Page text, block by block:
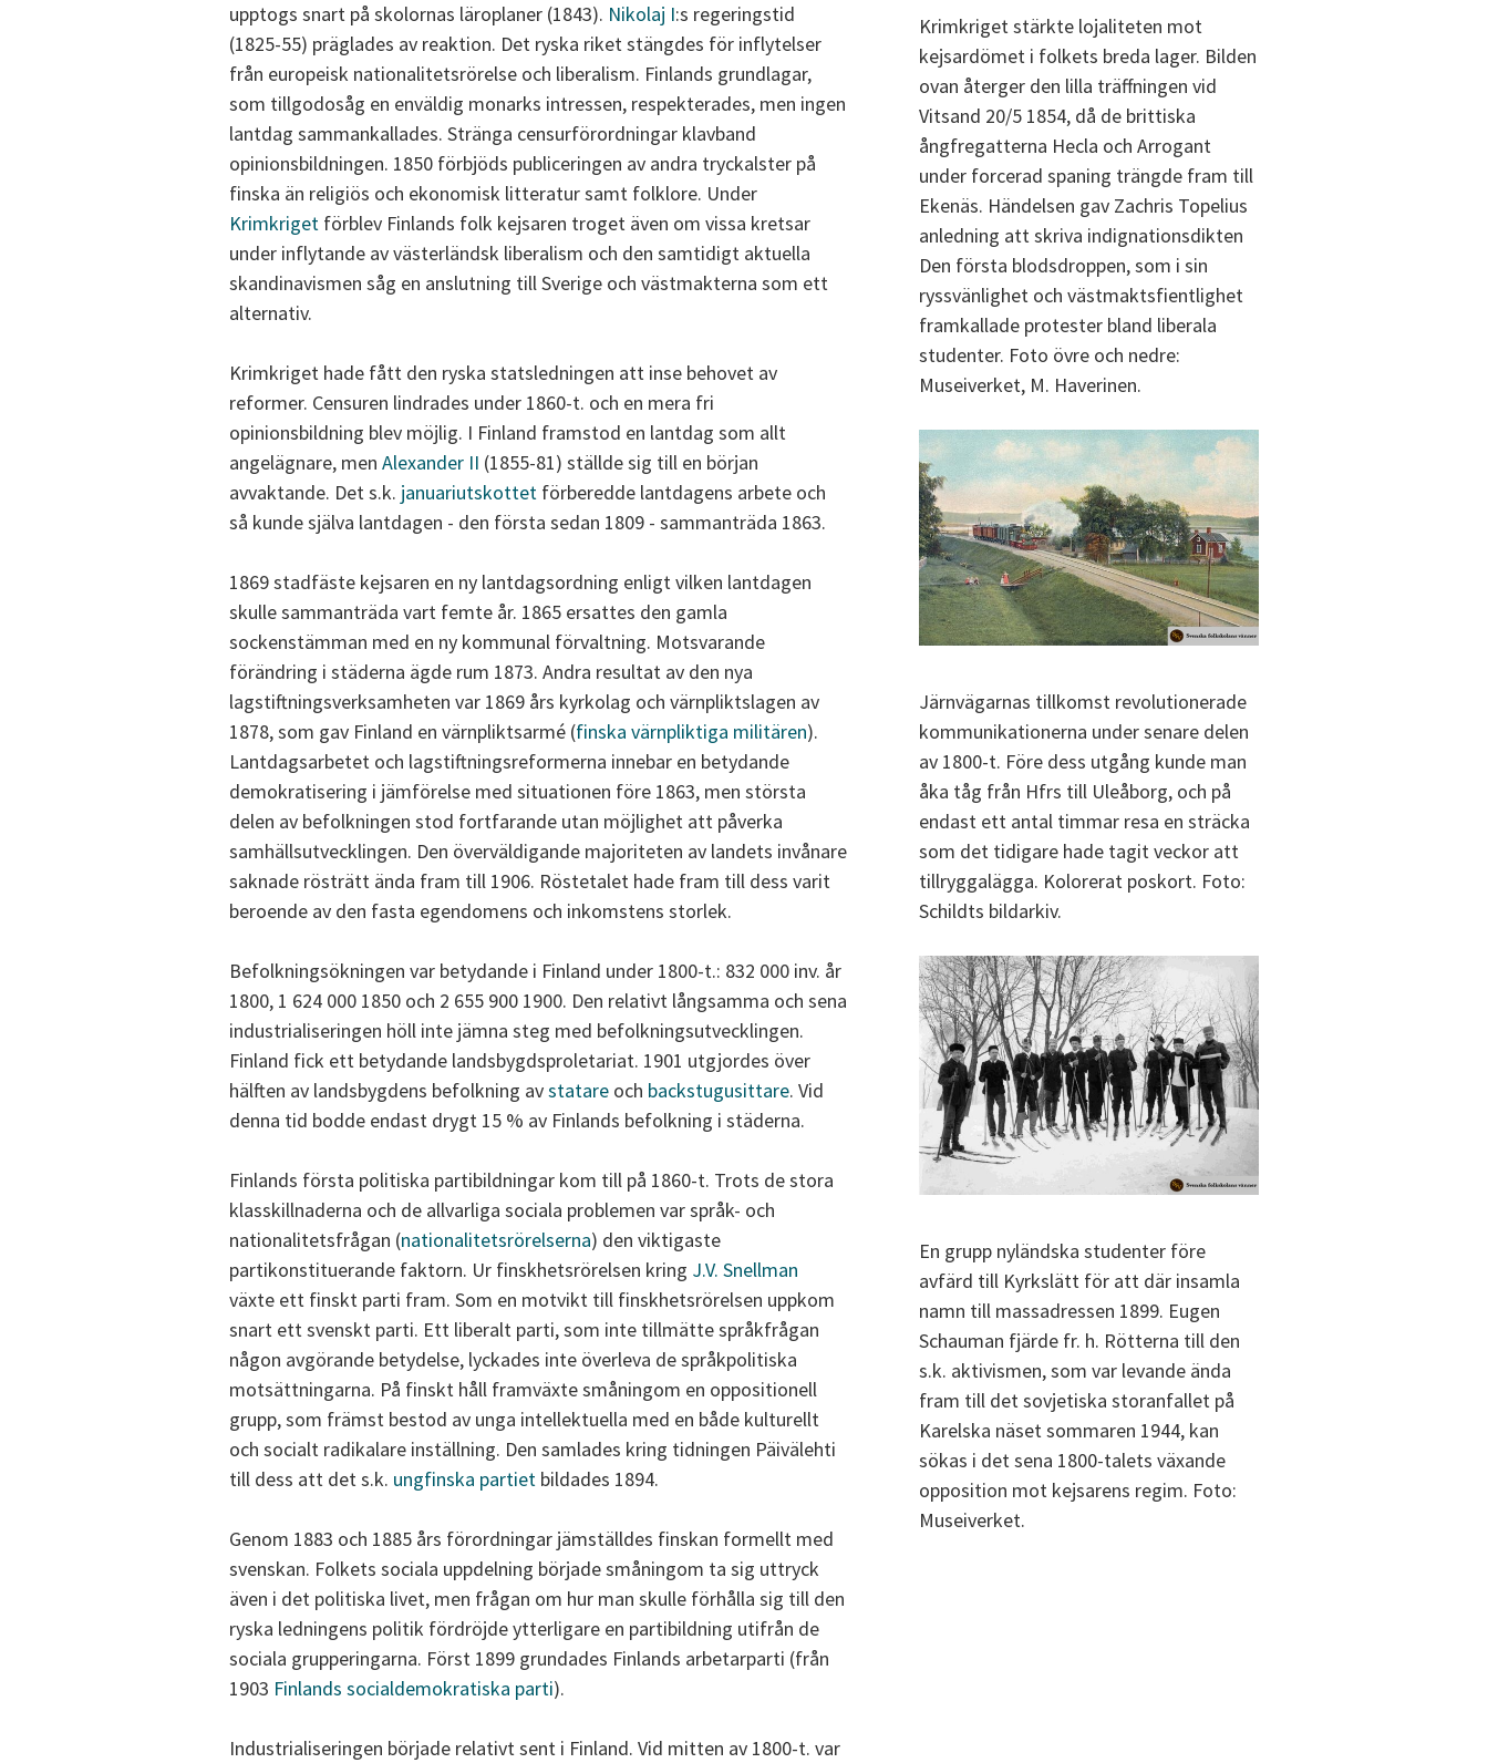
upptogs snart på skolornas läroplaner (1843). Nikolaj I:s regeringstid
(1825-55) präglades av reaktion. Det ryska riket stängdes för inflytelser
från europeisk nationalitetsrörelse och liberalism. Finlands grundlagar,
som tillgodosåg en enväldig monarks intressen, respekterades, men ingen
lantdag sammankallades. Stränga censurförordningar klavband
opinionsbildningen. 1850 förbjöds publiceringen av andra tryckalster på
finska än religiös och ekonomisk litteratur samt folklore. Under
Krimkriget förblev Finlands folk kejsaren troget även om vissa kretsar
under inflytande av västerländsk liberalism och den samtidigt aktuella
skandinavismen såg en anslutning till Sverige och västmakterna som ett
alternativ.
Krimkriget hade fått den ryska statsledningen att inse behovet av
reformer. Censuren lindrades under 1860-t. och en mera fri
opinionsbildning blev möjlig. I Finland framstod en lantdag som allt
angelägnare, men Alexander II (1855-81) ställde sig till en början
avvaktande. Det s.k. januariutskottet förberedde lantdagens arbete och
så kunde själva lantdagen - den första sedan 1809 - sammanträda 1863.
1869 stadfäste kejsaren en ny lantdagsordning enligt vilken lantdagen
skulle sammanträda vart femte år. 1865 ersattes den gamla
sockenstämman med en ny kommunal förvaltning. Motsvarande
förändring i städerna ägde rum 1873. Andra resultat av den nya
lagstiftningsverksamheten var 1869 års kyrkolag och värnpliktslagen av
1878, som gav Finland en värnpliktsarmé (finska värnpliktiga militären).
Lantdagsarbetet och lagstiftningsreformerna innebar en betydande
demokratisering i jämförelse med situationen före 1863, men största
delen av befolkningen stod fortfarande utan möjlighet att påverka
samhällsutvecklingen. Den överväldigande majoriteten av landets invånare
saknade rösträtt ända fram till 1906. Röstetalet hade fram till dess varit
beroende av den fasta egendomens och inkomstens storlek.
Befolkningsökningen var betydande i Finland under 1800-t.: 832 000 inv. år
1800, 1 624 000 1850 och 2 655 900 1900. Den relativt långsamma och sena
industrialiseringen höll inte jämna steg med befolkningsutvecklingen.
Finland fick ett betydande landsbygdsproletariat. 1901 utgjordes över
hälften av landsbygdens befolkning avstatare och backstugusittare. Vid
denna tid bodde endast drygt 15 % av Finlands befolkning i städerna.
Finlands första politiska partibildningar kom till på 1860-t. Trots de stora
klasskillnaderna och de allvarliga sociala problemen var språk- och
nationalitetsfrågan (nationalitetsrörelserna) den viktigaste
partikonstituerande faktorn. Ur finskhetsrörelsen kring J.V. Snellman
växte ett finskt parti fram. Som en motvikt till finskhetsrörelsen uppkom
snart ett svenskt parti. Ett liberalt parti, som inte tillmätte språkfrågan
någon avgörande betydelse, lyckades inte överleva de språkpolitiska
motsättningarna. På finskt håll framväxte småningom en oppositionell
grupp, som främst bestod av unga intellektuella med en både kulturellt
och socialt radikalare inställning. Den samlades kring tidningen Päivälehti
till dess att det s.k. ungfinska partiet bildades 1894.
Genom 1883 och 1885 års förordningar jämställdes finskan formellt med
svenskan. Folkets sociala uppdelning började småningom ta sig uttryck
även i det politiska livet, men frågan om hur man skulle förhålla sig till den
ryska ledningens politik fördröjde ytterligare en partibildning utifrån de
sociala grupperingarna. Först 1899 grundades Finlands arbetarparti (från
1903 Finlands socialdemokratiska parti).
Industrialiseringen började relativt sent i Finland. Vid mitten av 1800-t. var
Krimkriget stärkte lojaliteten mot
kejsardömet i folkets breda lager. Bilden
ovan återger den lilla träffningen vid
Vitsand 20/5 1854, då de brittiska
ångfregatterna Hecla och Arrogant
under forcerad spaning trängde fram till
Ekenäs. Händelsen gav Zachris Topelius
anledning att skriva indignationsdikten
Den första blodsdroppen, som i sin
ryssvänlighet och västmaktsfientlighet
framkallade protester bland liberala
studenter. Foto övre och nedre:
Museiverket, M. Haverinen.
Järnvägarnas tillkomst revolutionerade
kommunikationerna under senare delen
av 1800-t. Före dess utgång kunde man
åka tåg från Hfrs till Uleåborg, och på
endast ett antal timmar resa en sträcka
som det tidigare hade tagit veckor att
tillryggalägga. Kolorerat poskort. Foto:
Schildts bildarkiv.
En grupp nyländska studenter före
avfärd till Kyrkslätt för att där insamla
namn till massadressen 1899. Eugen
Schauman fjärde fr. h. Rötterna till den
s.k. aktivismen, som var levande ända
fram till det sovjetiska storanfallet på
Karelska näset sommaren 1944, kan
sökas i det sena 1800-talets växande
opposition mot kejsarens regim. Foto:
Museiverket.